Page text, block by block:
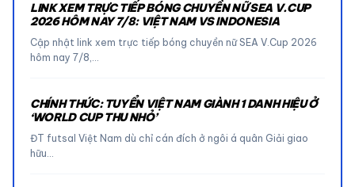
LINK XEM TRỰC TIẾP BÓNG CHUYỀN NỮ SEA V.CUP
2026 HÔM NAY 7/8: VIỆT NAM VS INDONESIA
Cập nhật link xem trực tiếp bóng chuyền nữ SEA V.Cup 2026
hôm nay 7/8,…
CHÍNH THỨC: TUYỂN VIỆT NAM GIÀNH 1 DANH HIỆU Ở
‘WORLD CUP THU NHỎ’
ĐT futsal Việt Nam dù chỉ cán đích ở ngôi á quân Giải giao
hữu…